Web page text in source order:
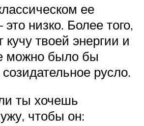
ее
низко. Более того,
кучу твоей энергии и
можно было бы
русло.
ты хочешь
чтобы он: